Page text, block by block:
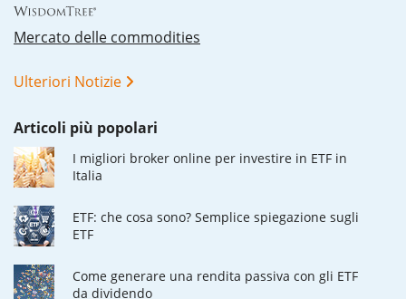
Mercato delle commodities
Ulteriori Notizie
Articoli più popolari
I migliori broker online per investire in ETF in
Italia
ETF: che cosa sono? Semplice spiegazione sugli
ETF
Come generare una rendita passiva con gli ETF
da dividendo